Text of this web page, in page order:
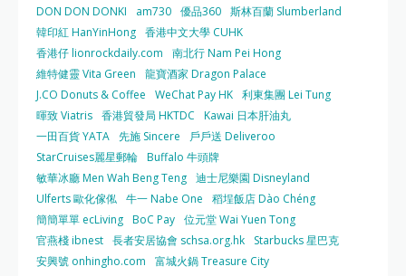
DON DON DONKI
am730 優品360 斯林百蘭 Slumberland
韓印紅 HanYinHong 香港中文大學 CUHK
香港仔 lionrockdaily.com
南北行 Nam Pei Hong
維特健靈 Vita Green
龍寶酒家 Dragon Palace
J.CO Donuts & Coffee
WeChat Pay HK 利東集團 Lei Tung
暉致 Viatris 香港貿發局 HKTDC
Kawai 日本肝油丸
一田百貨 YATA 先施 Sincere
戶戶送 Deliveroo
StarCruises麗星郵輪 Buffalo 牛頭牌
敏華冰廳 Men Wah Beng Teng 迪士尼樂園 Disneyland
Ulferts 歐化傢俬 牛一 Nabe One
稻埕飯店 Dào Chéng
簡簡單單 ecLiving BoC Pay 位元堂 Wai Yuen Tong
官燕棧 ibnest 長者安居協會 schsa.org.hk
Starbucks 星巴克
安興號 onhingho.com
富城火鍋 Treasure City